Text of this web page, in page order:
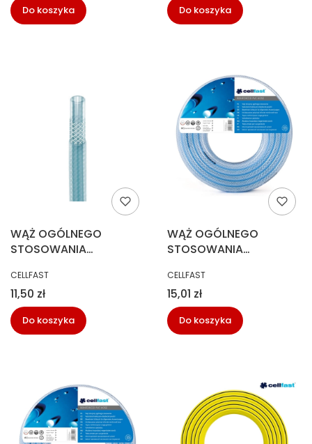
Do koszyka Do koszyka
WĄŻ OGÓLNEGO
STOSOWANIA
30M
PRODUCENT
CELLFAST
Cena
11,50 zł
Do koszyka
WĄŻ OGÓLNEGO
STOSOWANIA
30M
PRODUCENT
CELLFAST
Cena
15,01 zł
Do koszyka